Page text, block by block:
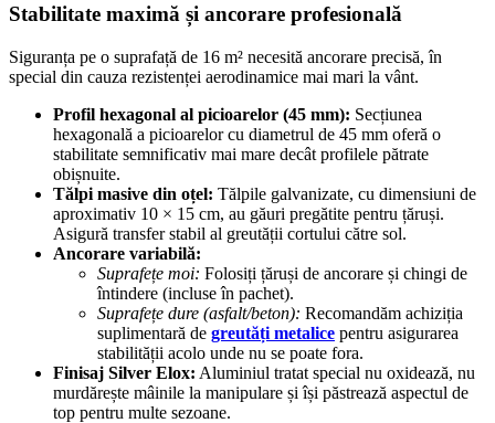
Stabilitate maximă și ancorare profesională
Siguranța pe o suprafață de 16 m² necesită ancorare precisă, în
special din cauza rezistenței aerodinamice mai mari la vânt.
Profil hexagonal al picioarelor (45 mm): Secțiunea
hexagonală a picioarelor cu diametrul de 45 mm oferă o
stabilitate semnificativ mai mare decât profilele pătrate
obișnuite.
Tălpi masive din oțel: Tălpile galvanizate, cu dimensiuni de
aproximativ 10 × 15 cm, au găuri pregătite pentru țăruși.
Asigură transfer stabil al greutății cortului către sol.
Ancorare variabilă:
Suprafețe moi: Folosiți țăruși de ancorare și chingi de
întindere (incluse în pachet).
Suprafețe dure (asfalt/beton): Recomandăm achiziția
suplimentară de greutăți metalice pentru asigurarea
stabilității acolo unde nu se poate fora.
Finisaj Silver Elox: Aluminiul tratat special nu oxidează, nu
murdărește mâinile la manipulare și își păstrează aspectul de
top pentru multe sezoane.